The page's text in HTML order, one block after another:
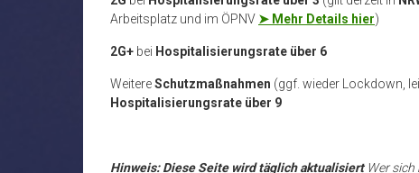
Arbeitsplatz und im ÖPNV ➤ Mehr Details hier)
2G+ bei Hospitalisierungsrate über 6
WeitereSchutzmaßnahmen (ggf. wieder Lockdown,
Hospitalisierungsrate über 9
Hinweis: Diese Seite wird täglich aktualisiert Wer